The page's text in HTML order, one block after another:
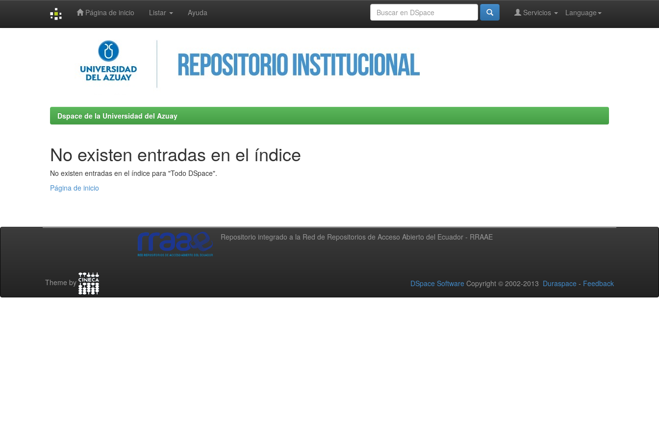
Página de inicio Listar Ayuda Language
Servicios
Dspace de la Universidad del Azuay
No existen entradas en el índice
No existen entradas en el índice para "Todo DSpace".
Página de inicio
Repositorio integrado a la Red de Repositorios de Acceso Abierto del Ecuador - RRAAE
Theme by DSpace Software Copyright © 2002-2013 Duraspace - Feedback